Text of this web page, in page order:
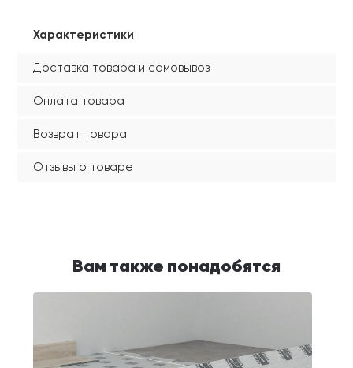
Характеристики
Доставка товара и самовывоз
Оплата товара
Возврат товара
Отзывы о товаре
Вам также понадобятся